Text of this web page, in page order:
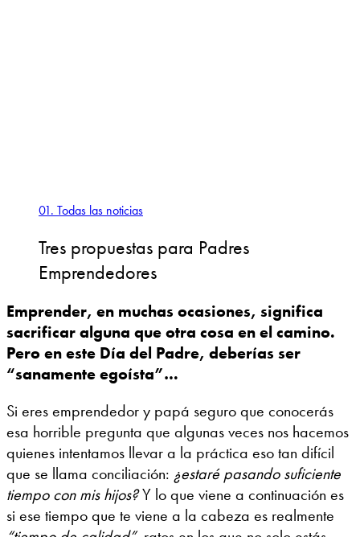
01. Todas las noticias
Tres propuestas para Padres
Emprendedores
Emprender, en muchas ocasiones, significa
sacrificar alguna que otra cosa en el camino.
Pero en este Día del Padre, deberías ser
“sanamente egoísta”…
Si eres emprendedor y papá seguro que conocerás
esa horrible pregunta que algunas veces nos hacemos
quienes intentamos llevar a la práctica eso tan difícil
que se llama conciliación: ¿estaré pasando suficiente
tiempo con mis hijos?Y lo que viene a continuación es
si ese tiempo que te viene a la cabeza es realmente